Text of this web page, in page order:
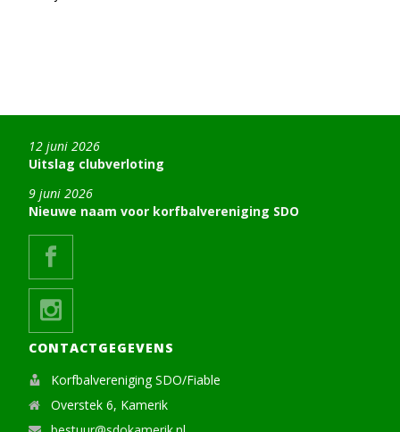
Uitslag clubverloting
12 juni 2026
Nieuwe naam voor korfbalvereniging SDO
9 juni 2026
CONTACTGEGEVENS
Korfbalvereniging SDO/Fiable
Overstek 6, Kamerik